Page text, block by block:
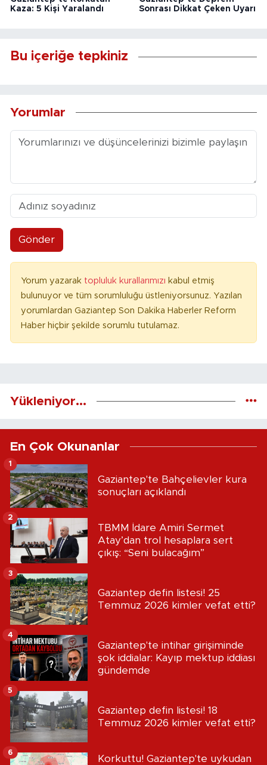
Kaza: 5 Kişi Yaralandı
Sonrası Dikkat Çeken Uyarı
Bu içeriğe tepkiniz
Yorumlar
Gönder
Yorum yazarak topluluk kurallarımızı kabul etmiş
bulunuyor ve tüm sorumluluğu üstleniyorsunuz. Yazılan
yorumlardan Gaziantep Son Dakika Haberler Reform
Haber hiçbir şekilde sorumlu tutulamaz.
Yükleniyor...
En Çok Okunanlar
Gaziantep'te Bahçelievler kura
sonuçları açıklandı
1
TBMM İdare Amiri Sermet
Atay’dan trol hesaplara sert
çıkış: “Seni bulacağım”
2
Gaziantep defin listesi! 25
Temmuz 2026 kimler vefat etti?
3
Gaziantep'te intihar girişiminde
şok iddialar: Kayıp mektup iddiası
gündemde
4
Gaziantep defin listesi! 18
Temmuz 2026 kimler vefat etti?
5
Korkuttu! Gaziantep'te uykudan
6